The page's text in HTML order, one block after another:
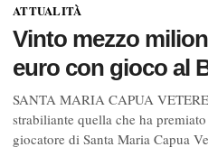
ATTUALITÀ
Vinto mezzo
euro con gioco al
SANTA MARIA CAPUA
strabiliante quella che ha
giocatore di Santa Maria Capua